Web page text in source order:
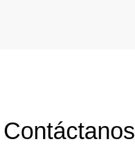
Contáctanos